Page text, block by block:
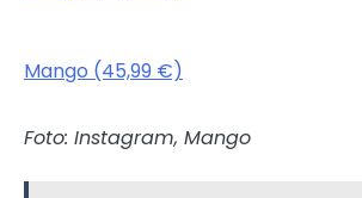
Mango (45,99 €)
Foto: Instagram, Mango